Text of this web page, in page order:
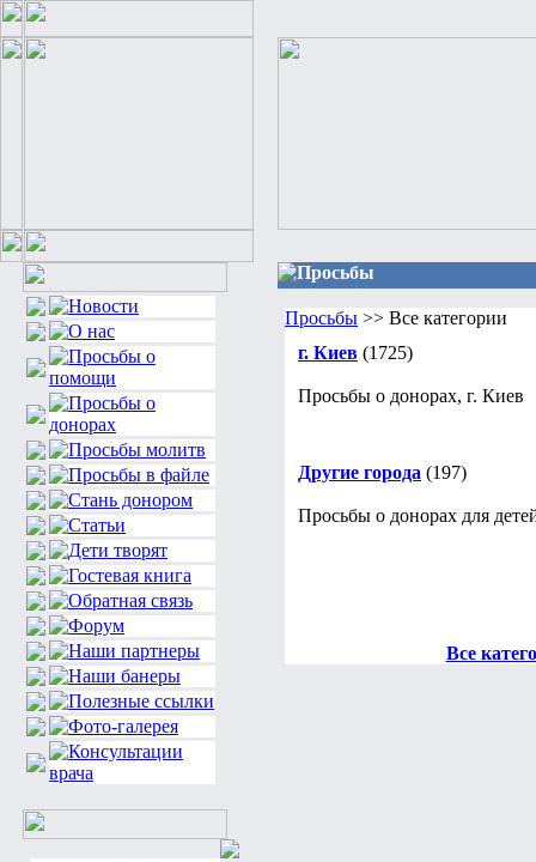
Просьбы
Просьбы >> Все категории
г. Киев (1725)
Просьбы о донорах, г. Киев
Другие города (197)
Просьбы о донорах для
Все